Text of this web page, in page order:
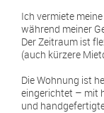
Ich vermiete
während meiner
Der Zeitraum ist
(auch kürzere
Die Wohnung ist
eingerichtet – mit
und